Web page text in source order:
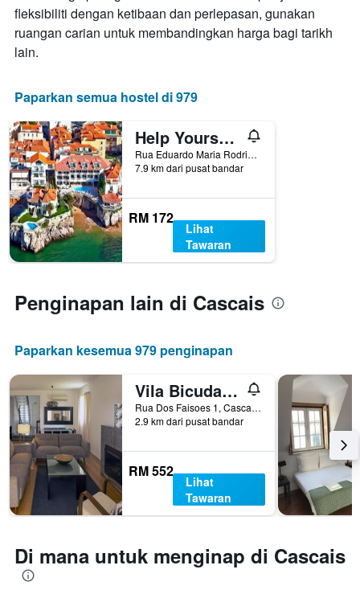
penginapan
Carta
mempunyai
1
yang
memaparkan
harga
purata
bilik
fleksibiliti dengan ketibaan dan perlepasan, gunakan
ruangan carian untuk membandingkan harga bagi tarikh
lain.
Paparkan semua hostel di 979
Help Yourself Hostels - Carcavelos Coast
Rua Eduardo Maria Rodrigues, 324, Cascais, Lisbon District, Portugal
7.9 km dari pusat bandar
RM 172
Lihat
Tawaran
Penginapan lain di Cascais
Paparkan kesemua 979 penginapan
Vila Bicuda Resort
Rua Dos Faisoes 1, Cascais, Lisbon District, Portugal
2.9 km dari pusat bandar
RM 552
Lihat
Tawaran
Di mana untuk menginap di Cascais